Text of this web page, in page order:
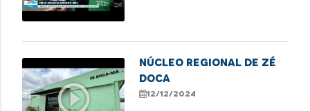
play_circle_outline
NÚCLEO REGIONAL DE ZÉ
DOCA
12/12/2024